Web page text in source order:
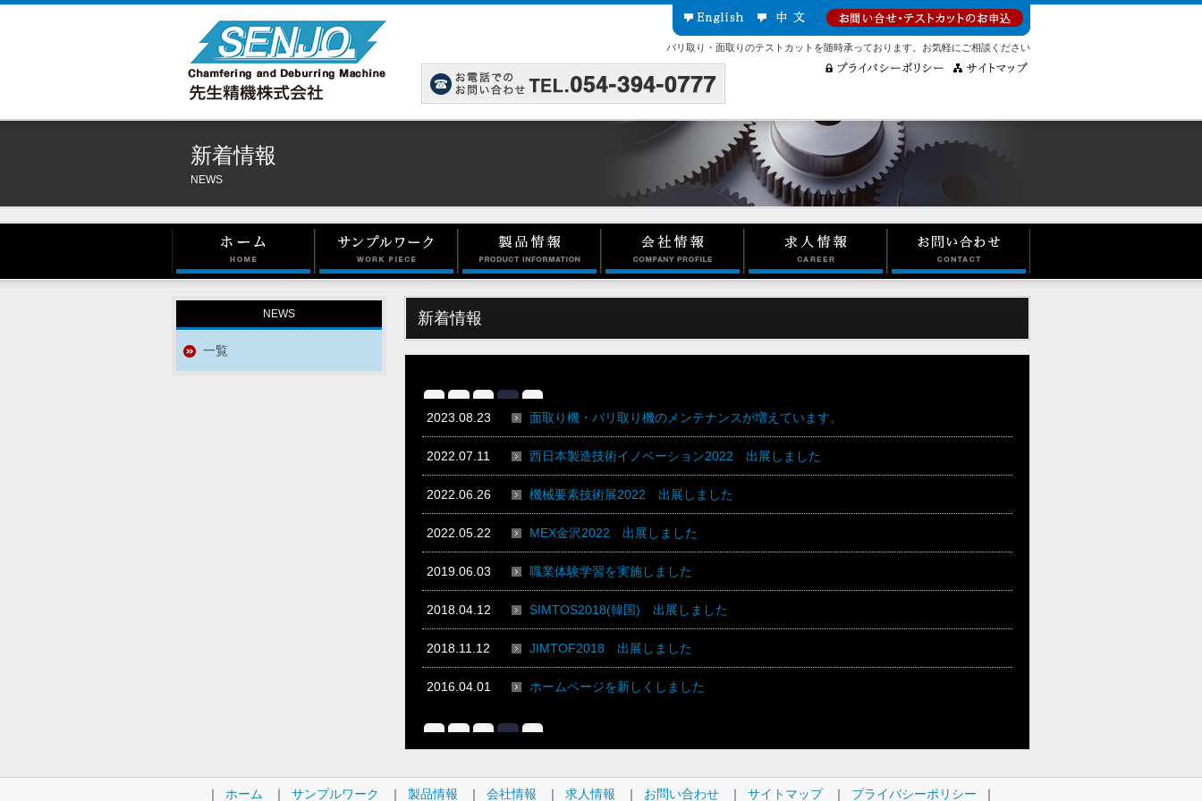
バリ取り・面取りのテストカットを随時承っております。お気軽にご相談ください
新着情報
NEWS
NEWS
一覧
新着情報
2023.08.23
面取り機・バリ取り機のメンテナンスが増えています。
2022.07.11 西日本製造技術イノベーション2022 出展しました
2022.06.26 機械要素技術展2022 出展しました
2022.05.22 MEX金沢2022 出展しました
2019.06.03 職業体験学習を実施しました
2018.04.12 SIMTOS2018(韓国) 出展しました
2018.11.12 JIMTOF2018 出展しました
2016.04.01 ホームページを新しくしました
｜ ホーム ｜ サンプルワーク ｜ 製品情報 ｜ 会社情報 ｜ 求人情報 ｜ お問い合わせ ｜ サイトマップ｜ プライバシーポリシー ｜